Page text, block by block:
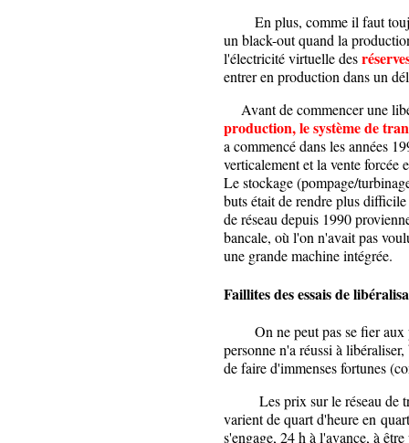
En plus, comme il faut
un black-out quand la
l'électricité virtuelle des
entrer en production dans un
Avant de commencer une
production, le système de
a commencé dans les années
verticalement et la vente forcée
Le stockage (pompage/
buts était de rendre plus
de réseau depuis 1990
bancale, où l'on n'avait pas
une grande machine intégrée.
Faillitesdes essais de
On ne peut pas se fier aux
personne n'a réussi à
de faire d'immenses fortunes
Les prix sur le réseau de
varient de quart d'heure en
s'engage, 24 h à l'avance, à